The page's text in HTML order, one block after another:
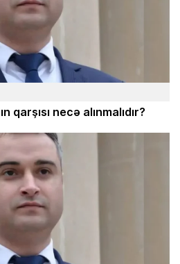
qarşısı necə alınmalıdır?